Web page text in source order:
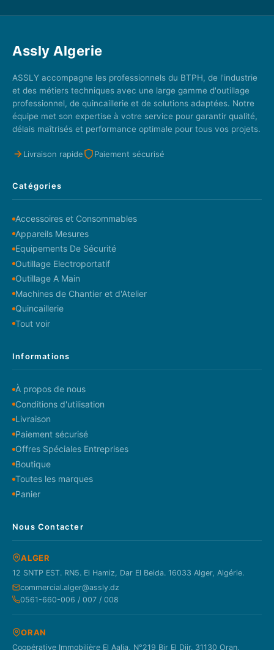
Assly Algerie
ASSLY accompagne les professionnels du BTPH, de l'industrie
et des métiers techniques avec une large gamme d'outillage
professionnel, de quincaillerie et de solutions adaptées. Notre
équipe met son expertise à votre service pour garantir qualité,
délais maîtrisés et performance optimale pour tous vos projets.
Livraison rapide Paiement sécurisé
Catégories
Accessoires et Consommables
Appareils Mesures
Equipements De Sécurité
Outillage Electroportatif
Outillage A Main
Machines de Chantier et d'Atelier
Quincaillerie
Tout voir
Informations
À propos de nous
Conditions d'utilisation
Livraison
Paiement sécurisé
Offres Spéciales Entreprises
Boutique
Toutes les marques
Panier
Nous Contacter
ALGER
12 SNTP EST. RN5. El Hamiz, Dar El Beida. 16033 Alger, Algérie.
commercial.alger@assly.dz
0561-660-006 / 007 / 008
ORAN
Coopérative Immobilière El Aalia, N°219 Bir El Djir. 31130 Oran,